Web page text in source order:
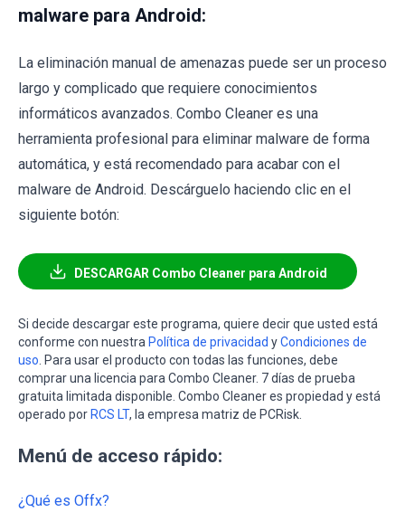
malware para Android:
La eliminación manual de amenazas puede ser un proceso
largo y complicado que requiere conocimientos
informáticos avanzados. Combo Cleaner es una
herramienta profesional para eliminar malware de forma
automática, y está recomendado para acabar con el
malware de Android. Descárguelo haciendo clic en el
siguiente botón:
DESCARGAR Combo Cleaner para Android
Si decide descargar este programa, quiere decir que usted está
conforme con nuestra Política de privacidad yCondiciones de
uso . Para usar el producto con todas las funciones, debe
comprar una licencia para Combo Cleaner. 7 días de prueba
gratuita limitada disponible. Combo Cleaner es propiedad y está
operado por RCS LT, la empresa matriz de PCRisk.
Menú de acceso rápido:
¿Qué es Offx?